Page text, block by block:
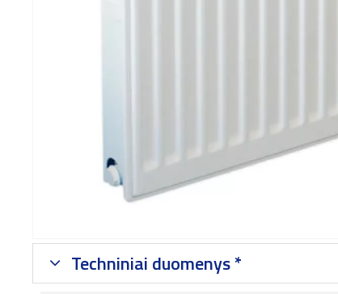
Techniniai duomenys *